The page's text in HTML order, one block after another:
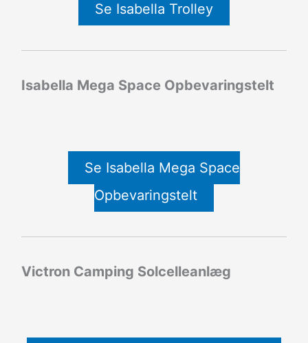
Se Isabella Trolley
Isabella Mega Space Opbevaringstelt
Se Isabella Mega Space
Opbevaringstelt
Victron Camping Solcelleanlæg